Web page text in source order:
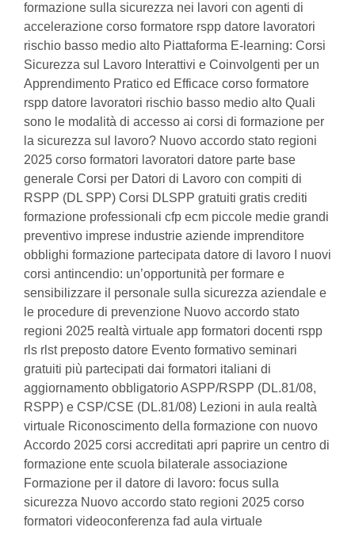
formazione sulla sicurezza nei lavori con agenti di
accelerazione corso formatore rspp datore lavoratori
rischio basso medio alto Piattaforma E-learning: Corsi
Sicurezza sul Lavoro Interattivi e Coinvolgenti per un
Apprendimento Pratico ed Efficace corso formatore
rspp datore lavoratori rischio basso medio alto Quali
sono le modalità di accesso ai corsi di formazione per
la sicurezza sul lavoro? Nuovo accordo stato regioni
2025 corso formatori lavoratori datore parte base
generale Corsi per Datori di Lavoro con compiti di
RSPP (DL SPP) Corsi DLSPP gratuiti gratis crediti
formazione professionali cfp ecm piccole medie grandi
preventivo imprese industrie aziende imprenditore
obblighi formazione partecipata datore di lavoro I nuovi
corsi antincendio: un’opportunità per formare e
sensibilizzare il personale sulla sicurezza aziendale e
le procedure di prevenzione Nuovo accordo stato
regioni 2025 realtà virtuale app formatori docenti rspp
rls rlst preposto datore Evento formativo seminari
gratuiti più partecipati dai formatori italiani di
aggiornamento obbligatorio ASPP/RSPP (DL.81/08,
RSPP) e CSP/CSE (DL.81/08) Lezioni in aula realtà
virtuale Riconoscimento della formazione con nuovo
Accordo 2025 corsi accreditati apri paprire un centro di
formazione ente scuola bilaterale associazione
Formazione per il datore di lavoro: focus sulla
sicurezza Nuovo accordo stato regioni 2025 corso
formatori videoconferenza fad aula virtuale